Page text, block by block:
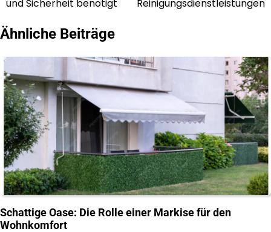
und Sicherheit benötigt
Reinigungsdienstleistungen
Ähnliche Beiträge
Schattige Oase: Die Rolle einer Markise für den
Wohnkomfort